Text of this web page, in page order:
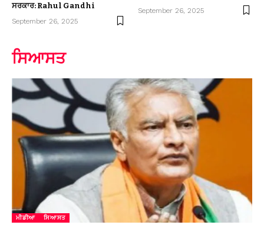
ਸਰਕਾਰ: Rahul Gandhi
September 26, 2025
September 26, 2025
ਸਿਆਸਤ
ਮੀਡੀਆ ਸਿਆਸਤ